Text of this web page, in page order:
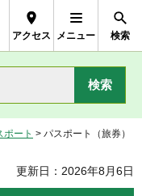
アクセス メニュー 検索
ポート > パスポート（旅券）
更新日：2026年8月6日